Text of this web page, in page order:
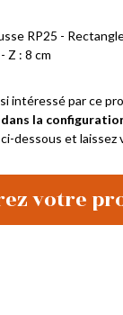
RP25 -
Z : 8 cm
intéressé par ce
dans la
dessous et laissez
votre